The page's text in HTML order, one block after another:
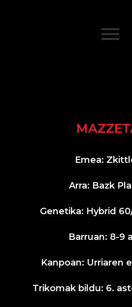
Emea:
Arra: Bazk
Genetika: Hybrid
Barruan: 8-9
Kanpoan: Urriaren
Trikomak bildu: 6.